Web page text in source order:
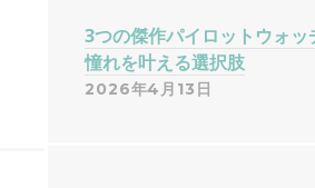
3つの傑作パイロットウォ
憧れを叶える選択肢
2026年4月13日